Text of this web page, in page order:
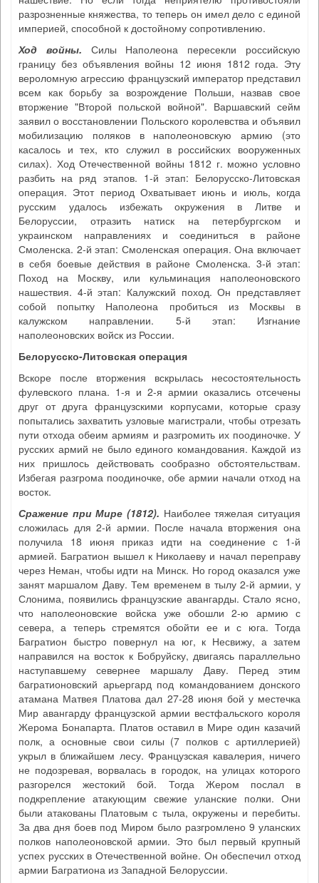
разрозненные княжества, то теперь он имел дело с единой
империей, способной к достойному сопротивлению.
Ход войны. Силы Наполеона пересекли российскую
границу без объявления войны 12 июня 1812 года. Эту
вероломную агрессию французский император представил
всем как борьбу за возрождение Польши, назвав свое
вторжение "Второй польской войной". Варшавский сейм
заявил о восстановлении Польского королевства и объявил
мобилизацию поляков в наполеоновскую армию (это
касалось и тех, кто служил в российских вооруженных
силах). Ход Отечественной войны 1812 г. можно условно
разбить на ряд этапов. 1-й этап: Белорусско-Литовская
операция. Этот период Охватывает июнь и июль, когда
русским удалось избежать окружения в Литве и
Белоруссии, отразить натиск на петербургском и
украинском направлениях и соединиться в районе
Смоленска. 2-й этап: Смоленская операция. Она включает
в себя боевые действия в районе Смоленска. 3-й этап:
Поход на Москву, или кульминация наполеоновского
нашествия. 4-й этап: Калужский поход. Он представляет
собой попытку Наполеона пробиться из Москвы в
калужском направлении. 5-й этап: Изгнание
наполеоновских войск из России.
Белорусско-Литовская операция
Вскоре после вторжения вскрылась несостоятельность
фулевского плана. 1-я и 2-я армии оказались отсечены
друг от друга французскими корпусами, которые сразу
попытались захватить узловые магистрали, чтобы отрезать
пути отхода обеим армиям и разгромить их поодиночке. У
русских армий не было единого командования. Каждой из
них пришлось действовать сообразно обстоятельствам.
Избегая разгрома поодиночке, обе армии начали отход на
восток.
Сражение при Мире (1812). Наиболее тяжелая ситуация
сложилась для 2-й армии. После начала вторжения она
получила 18 июня приказ идти на соединение с 1-й
армией. Багратион вышел к Николаеву и начал переправу
через Неман, чтобы идти на Минск. Но город оказался уже
занят маршалом Даву. Тем временем в тылу 2-й армии, у
Слонима, появились французские авангарды. Стало ясно,
что наполеоновские войска уже обошли 2-ю армию с
севера, а теперь стремятся обойти ее и с юга. Тогда
Багратион быстро повернул на юг, к Несвижу, а затем
направился на восток к Бобруйску, двигаясь параллельно
наступавшему севернее маршалу Даву. Перед этим
багратионовский арьергард под командованием донского
атамана Матвея Платова дал 27-28 июня бой у местечка
Мир авангарду французской армии вестфальского короля
Жерома Бонапарта. Платов оставил в Мире один казачий
полк, а основные свои силы (7 полков с артиллерией)
укрыл в ближайшем лесу. Французская кавалерия, ничего
не подозревая, ворвалась в городок, на улицах которого
разгорелся жестокий бой. Тогда Жером послал в
подкрепление атакующим свежие уланские полки. Они
были атакованы Платовым с тыла, окружены и перебиты.
За два дня боев под Миром было разгромлено 9 уланских
полков наполеоновской армии. Это был первый крупный
успех русских в Отечественной войне. Он обеспечил отход
армии Багратиона из Западной Белоруссии.